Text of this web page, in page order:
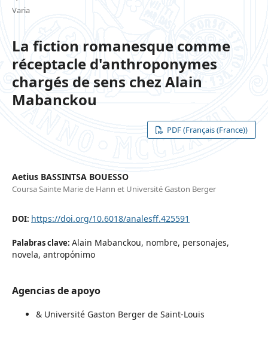
Varia
La fiction romanesque comme
réceptacle d'anthroponymes
chargés de sens chez Alain
Mabanckou
PDF (Français (France))
Aetius BASSINTSA BOUESSO
Coursa Sainte Marie de Hann et Université Gaston Berger
DOI: https://doi.org/10.6018/analesff.425591
Palabras clave: Alain Mabanckou, nombre, personajes,
novela, antropόnimo
Agencias de apoyo
& Université Gaston Berger de Saint-Louis